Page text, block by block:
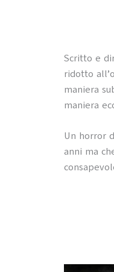
Scritto e
ridotto
maniera
maniera
Un horror
anni ma